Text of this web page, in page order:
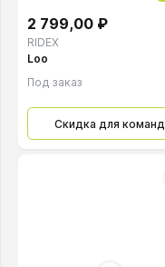
RIDEX
2 799,00 ₽
Loo
Под заказ
Скидка для команд